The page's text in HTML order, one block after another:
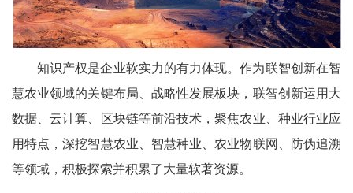
知识产权是企业软实力的有力体现。作为联智创新在智
慧农业领域的关键布局、战略性发展板块，联智创新运用大
数据、云计算、区块链等前沿技术，聚焦农业、种业行业应
用特点，深挖智慧农业、智慧种业、农业物联网、防伪追溯
等领域，积极探索并积累了大量软著资源。